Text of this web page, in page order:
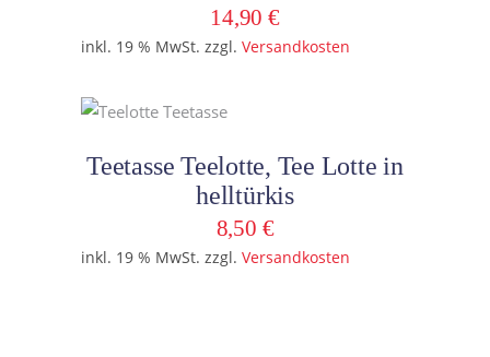
14,90 €
inkl. 19 % MwSt. zzgl. Versandkosten
Teetasse Teelotte, Tee Lotte in
helltürkis
8,50 €
inkl. 19 % MwSt. zzgl. Versandkosten